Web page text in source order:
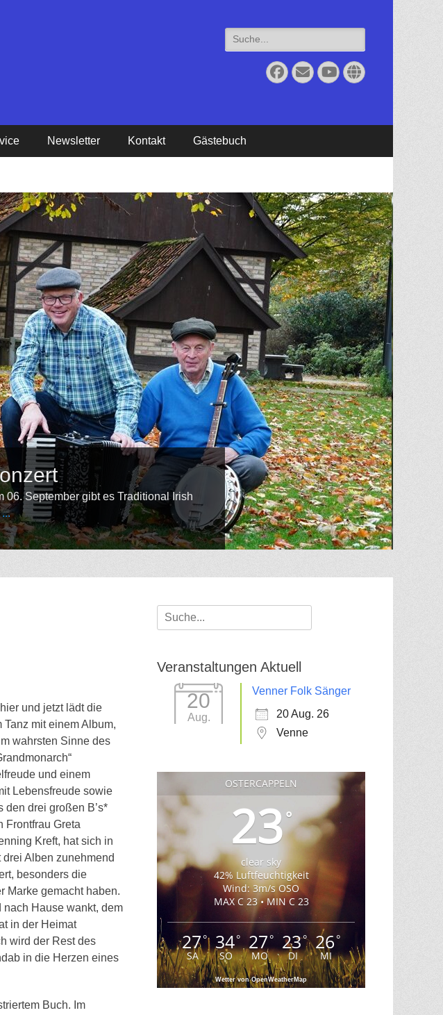
Suche
für:
Facebook
EmailYouTube
Website
Newsletter Kontakt Gästebuch
•••
gibt es Traditional Irish
und jetzt lädt die
mit einem Album,
wahrsten Sinne des
und einem
Lebensfreude sowie
den drei großen B’s*
Frontfrau Greta
Kreft, hat sich in
Alben zunehmend
besonders die
Marke gemacht haben.
Hause wankt, dem
in der Heimat
wird der Rest des
in die Herzen eines
Buch. Im
Suche
für:
Veranstaltungen Aktuell
20
Aug.
Venner Folk Sänger
20 Aug. 26
Venne
OSTERCAPPELN
23°
clear sky
42% Luftfeuchtigkeit
Wind: 3m/s OSO
MAX C 23 • MIN C 23
27°
SA
34°
SO
27°
MO
23°
DI
26°
MI
Wetter von OpenWeatherMap